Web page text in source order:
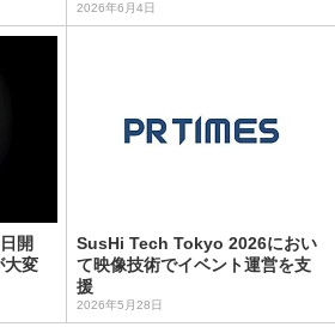
2026年6月4日
開
変
SusHi Tech Tokyo 2026におい
て映像技術でイベント運営を支
援
2026年5月28日